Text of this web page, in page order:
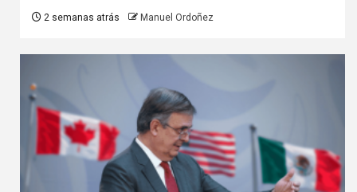
2 semanas atrás Manuel Ordoñez